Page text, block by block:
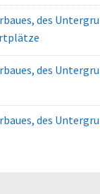
des
des
des